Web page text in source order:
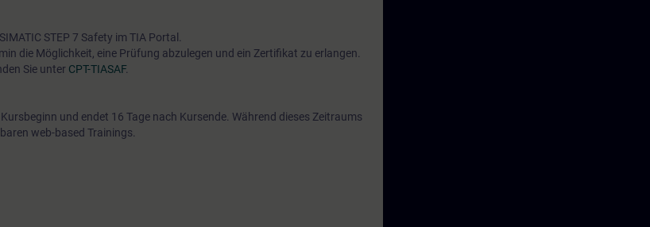
STEP 7 Safety im TIA Portal.
die Möglichkeit, eine Prüfung abzulegen und ein Zertifikat zu erlangen.
Sie unter CPT-TIASAF.
und endet 16 Tage nach Kursende. Während dieses Zeitraums
web-based Trainings.